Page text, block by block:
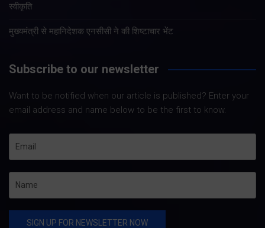
स्वीकृति
मुख्यमंत्री से महानिदेशक एनसीसी ने की शिष्टाचार भेंट
Subscribe to our newsletter
Want to be notified when our article is published? Enter your
email address and name below to be the first to know.